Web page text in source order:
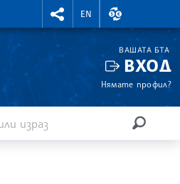
RIGHTMENU.SOCIAL
EN
ВАЛУТНИ
ВАШАТА БТА
ВХОД
Нямате профил?